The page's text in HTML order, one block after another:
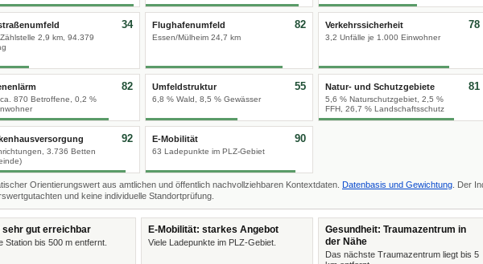
2,9 km, 94.379
34 Flughafenumfeld
Essen/Mülheim 24,7 km
82 Verkehrssicherheit
3,2 Unfälle je 1.000 Einwohner
78
870 Betroffene, 0,2 %
82 Umfeldstruktur
6,8 % Wald, 8,5 % Gewässer
55 Natur- und Schutzgebiete
5,6 % Naturschutzgebiet, 2,5 %
FFH, 26,7 % Landschaftsschutz
81
3.736 Betten
92 E-Mobilität
63 Ladepunkte im PLZ-Gebiet
90
Orientierungswert aus amtlichen und öffentlich nachvollziehbaren Kontextdaten. Datenbasis und Gewichtung . Der
und keine individuelle Standortprüfung.
sehr gut erreichbar
Station bis 500 m entfernt.
E-Mobilität: starkes Angebot
Viele Ladepunkte im PLZ-Gebiet.
Gesundheit: Traumazentrum in
der Nähe
Das nächste Traumazentrum liegt bis 5